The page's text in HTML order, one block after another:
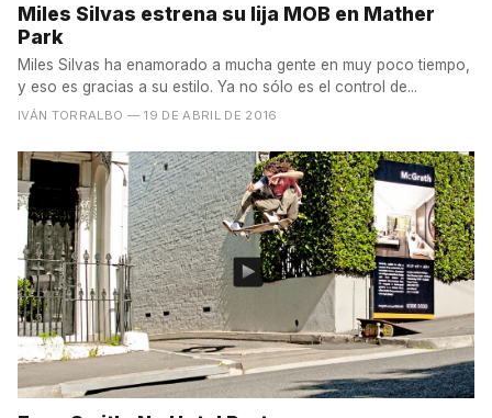
Miles Silvas estrena su lija MOB en Mather
Park
Miles Silvas ha enamorado a mucha gente en muy poco tiempo,
y eso es gracias a su estilo. Ya no sólo es el control de...
IVÁN TORRALBO — 19 DE ABRIL DE 2016